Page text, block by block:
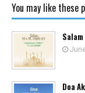
You may like these
Doa